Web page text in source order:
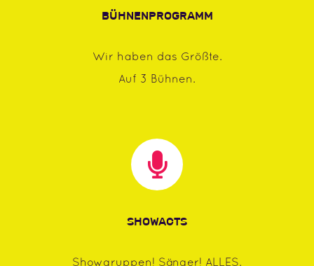
BÜHNENPROGRAMM
Wir haben das Größte.
Auf 3 Bühnen.
SHOWACTS
Showgruppen! Sänger! ALLES.